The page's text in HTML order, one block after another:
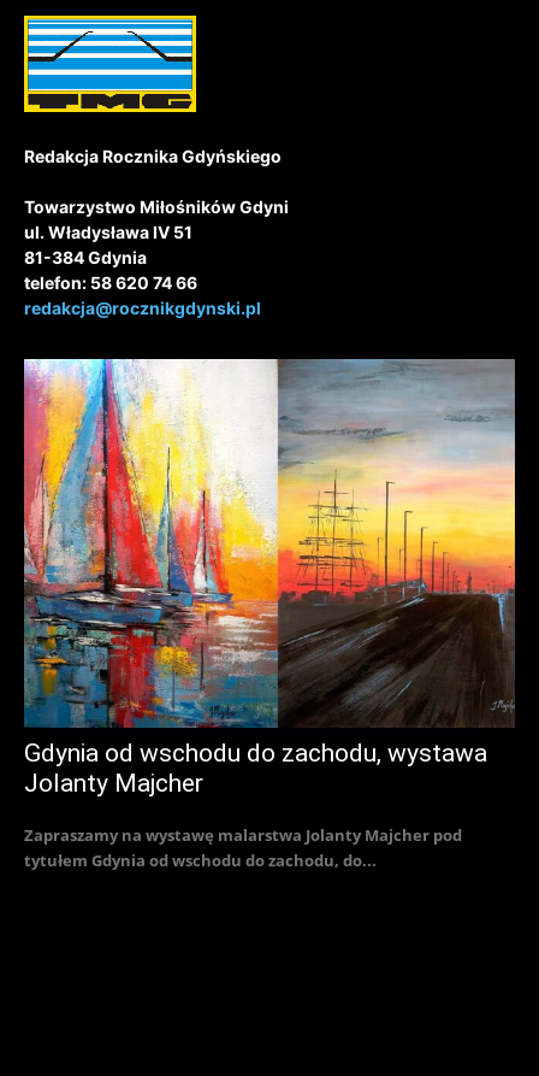
Redakcja Rocznika Gdyńskiego
Towarzystwo Miłośników Gdyni
ul. Władysława IV 51
81-384 Gdynia
telefon: 58 620 74 66
redakcja@rocznikgdynski.pl
Gdynia od wschodu do zachodu, wystawa
Jolanty Majcher
Zapraszamy na wystawę malarstwa Jolanty Majcher pod
tytułem Gdynia od wschodu do zachodu, do...